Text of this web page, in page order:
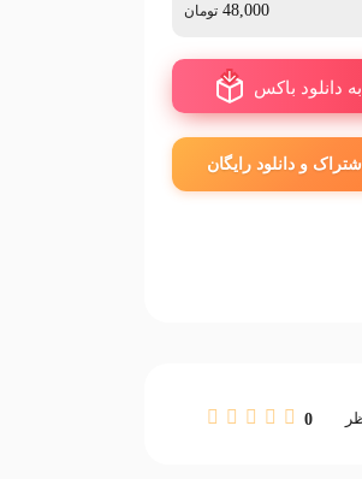
48,000 تومان
دانلود باکس
و دانلود رایگان
0